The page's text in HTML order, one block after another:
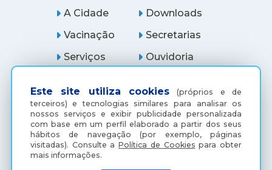
Este site utiliza cookies (próprios e de
terceiros) e tecnologias similares para analisar os
nossos serviços e exibir publicidade personalizada
com base em um perfil elaborado a partir dos seus
hábitos de navegação (por exemplo, páginas
visitadas). Consulte aPolítica de Cookies para obter
mais informações.
A Cidade
Downloads
Vacinação
Serviços
Secretarias
Ouvidoria